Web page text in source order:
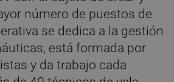
número de puestos de
se dedica a la gestión
está formada por
y da trabajo cada